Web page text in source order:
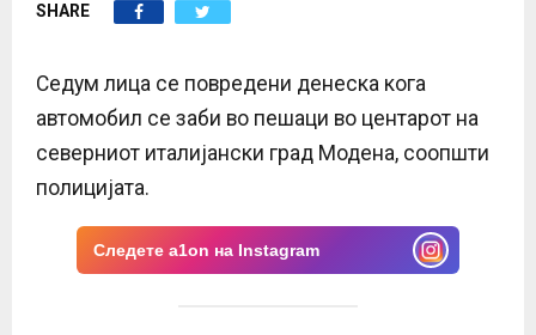
E
N
U
SHARE
Седум лица се повредени денеска кога
автомобил се заби во пешаци во центарот на
северниот италијански град Модена, соопшти
полицијата.
Следете a1on на Instagram